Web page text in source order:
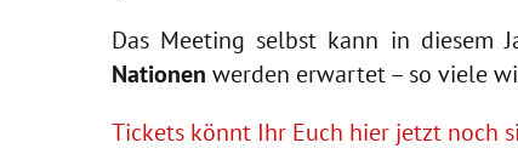
Das Meeting selbst kann in diesem
Nationen werden erwartet – so viele
Tickets könnt Ihr Euch hier jetzt noch